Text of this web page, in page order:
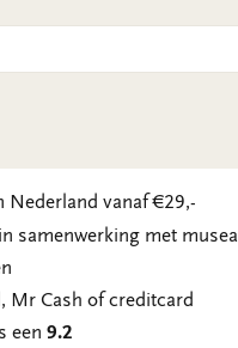
Nederland vanaf €29,-
samenwerking met musea
Mr Cash of creditcard
een9.2